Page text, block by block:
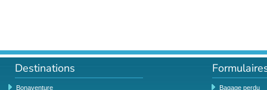
Destinations
Bonaventure Bagage perdu